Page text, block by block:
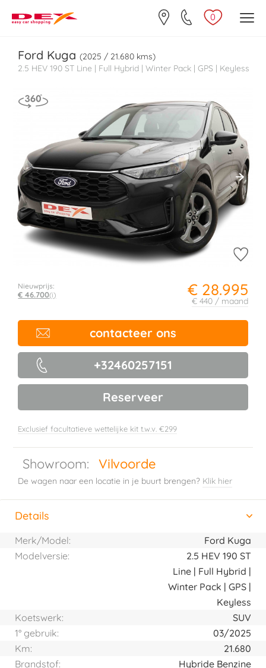
0
Ford Kuga (2025 / 21.680 kms)
2.5 HEV 190 ST Line | Full Hybrid | Winter Pack | GPS | Keyless
€ 28.995
€ 440 / maand
Nieuwprijs:
€ 46.700(i)
contacteer ons
+32460257151
Reserveer
Exclusief facultatieve wettelijke kit t.w.v. €299
Showroom: Vilvoorde
De wagen naar een locatie in je buurt brengen? Klik hier
Horizontal tab group
Details
Merk/Model:
Ford Kuga
Modelversie:
2.5 HEV 190 ST
Line | Full Hybrid |
Winter Pack | GPS |
Keyless
Koetswerk:
SUV
1° gebruik:
03/2025
Km:
21.680
Brandstof:
Hybride Benzine